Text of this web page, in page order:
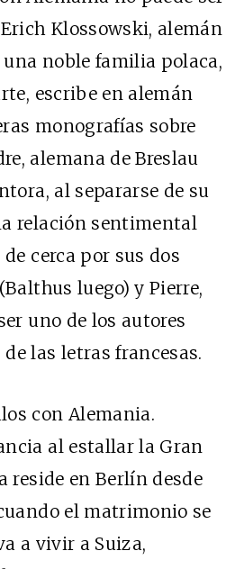
Klossowski, alemán
una noble familia polaca,
escribe en alemán
monografías sobre
alemana de Breslau
al separarse de su
relación sentimental
cerca por sus dos
luego) y Pierre,
uno de los autores
las letras francesas.
con Alemania.
al estallar la Gran
reside en Berlín desde
cuando el matrimonio se
a vivir a Suiza,